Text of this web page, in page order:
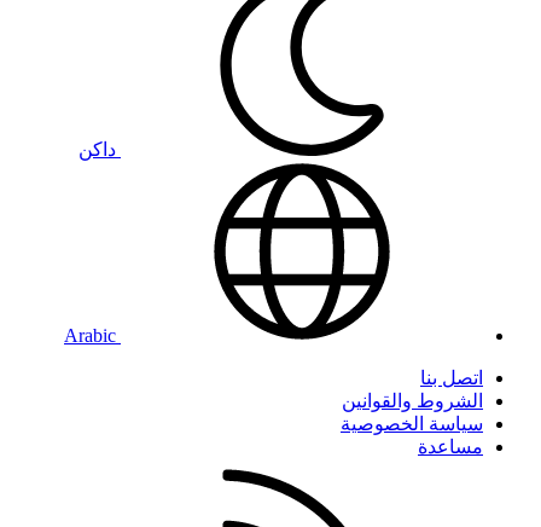
داكن
اتصل بنا
الشروط والقوانين
سياسة الخصوصية
مساعدة